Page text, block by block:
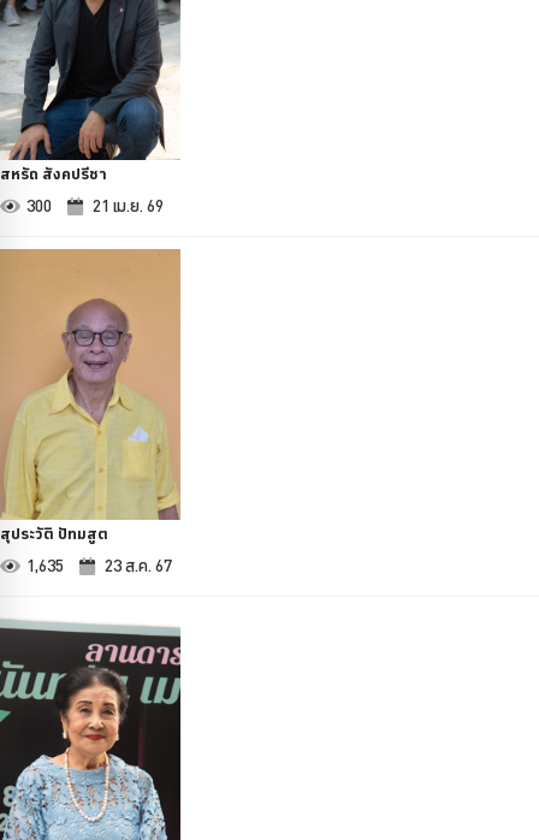
สหรัถ สังคปรีชา
300 21 เม.ย. 69
สุประวัติ ปัทมสูต
1,635 23 ส.ค. 67